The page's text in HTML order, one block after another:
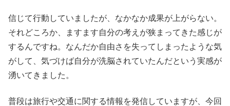
信じて行動していましたが、なかなか成果が上がらない。
それどころか、ますます自分の考えが狭まってきた感じが
するんですね。なんだか自由さを失ってしまったような気
がして、気づけば自分が洗脳されていたんだという実感が
湧いてきました。
普段は旅行や交通に関する情報を発信していますが、今回